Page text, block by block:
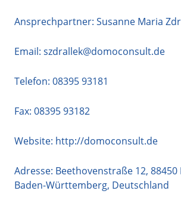
Ansprechpartner: Susanne Maria
Email: szdrallek@domoconsult.de
Telefon: 08395 93181
Fax: 08395 93182
Website: http://domoconsult.de
Adresse: Beethovenstraße 12, 88450
Baden-Württemberg, Deutschland